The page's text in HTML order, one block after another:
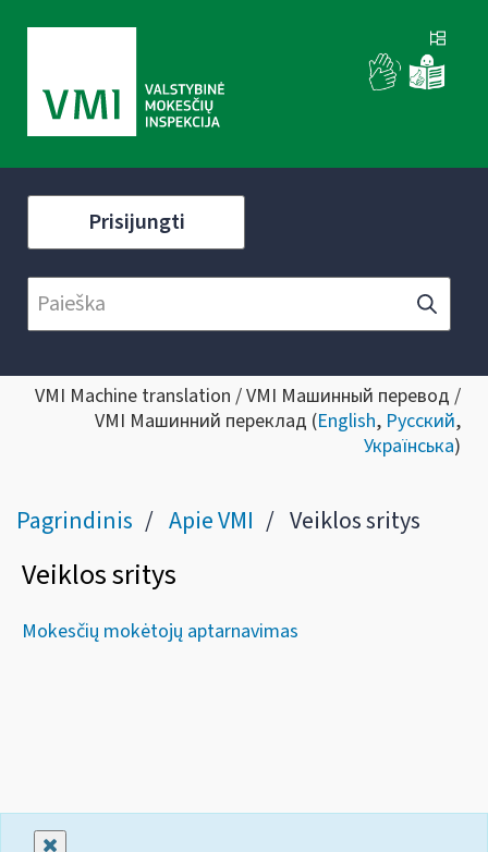
Prisijungti
VMI Machine translation / VMI Машинный перевод /
VMI Машинний переклад (English, Русский,
Українська)
Pagrindinis Apie VMI Veiklos sritys
Veiklos sritys
Mokesčių mokėtojų aptarnavimas